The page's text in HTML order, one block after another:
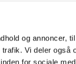
og annoncer,
Vi deler også
for sociale